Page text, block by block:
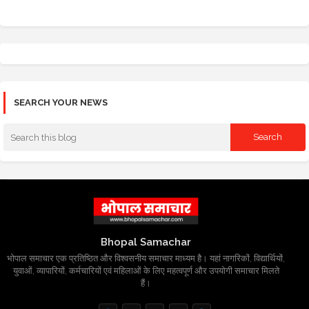
SEARCH YOUR NEWS
Bhopal Samachar
भोपाल समाचार एक प्रतिष्ठित और विश्वसनीय समाचार माध्यम है। यहां नागरिकों, विद्यार्थियों,
युवाओं, व्यापारियों, कर्मचारियों एवं महिलाओं के लिए महत्वपूर्ण और उपयोगी समाचार मिलते
हैं।